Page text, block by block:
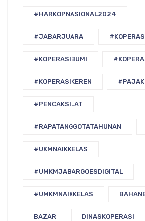
#HARKOPNASIONAL2024
#JABARJUARA
#KOPERASIBUMI
#KOPERASIKEREN #PAJAK
#PENCAKSILAT
#RAPATANGGOTATAHUNAN
#UKMNAIKKELAS
#UMKMJABARGOESDIGITAL
#UMKMNAIKKELAS
BAZAR DINASKOPERASI